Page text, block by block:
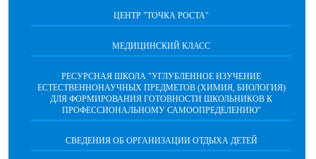
ЦЕНТР "ТОЧКА РОСТА"
МЕДИЦИНСКИЙ КЛАСС
РЕСУРСНАЯ ШКОЛА "УГЛУБЛЕННОЕ ИЗУЧЕНИЕ
ЕСТЕСТВЕННОНАУЧНЫХ ПРЕДМЕТОВ (ХИМИЯ, БИОЛОГИЯ)
ДЛЯ ФОРМИРОВАНИЯ ГОТОВНОСТИ ШКОЛЬНИКОВ К
ПРОФЕССИОНАЛЬНОМУ САМООПРЕДЕЛЕНИЮ"
СВЕДЕНИЯ ОБ ОРГАНИЗАЦИИ ОТДЫХА ДЕТЕЙ